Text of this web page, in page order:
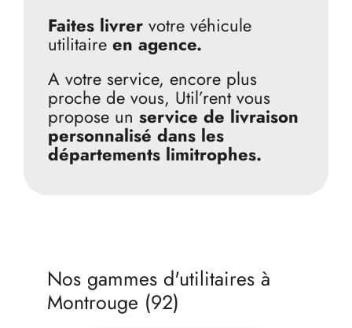
Faites livrervotre véhicule
utilitaire en agence.
A votre service, encore plus
proche de vous, Util’rent vous
propose un service de livraison
personnalisé dans les
départements limitrophes.
Nos gammes d'utilitaires à
Montrouge (92)